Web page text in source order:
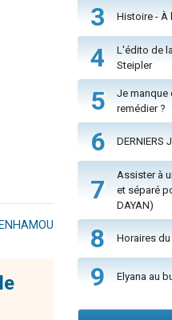
3 Histoire - À
4
L'édito de
Steipler
5
Je manque
remédier ?
6 DERNIERS
7
Assister à
et séparé
DAYAN)
8 Horaires
9 Elyana au